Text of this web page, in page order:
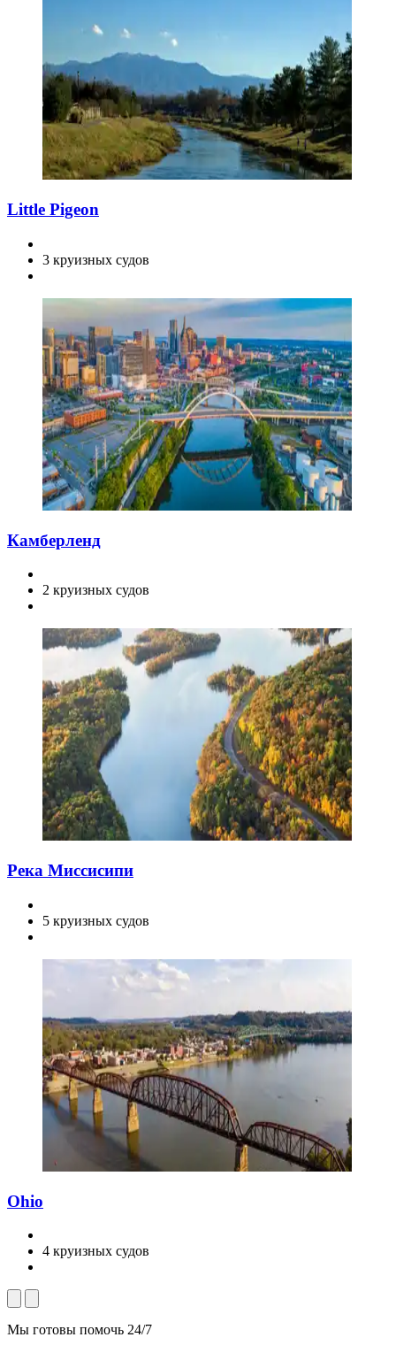
Little Pigeon
3 круизных судов
Камберленд
2 круизных судов
Река Миссисипи
5 круизных судов
Ohio
4 круизных судов
Мы готовы помочь 24/7